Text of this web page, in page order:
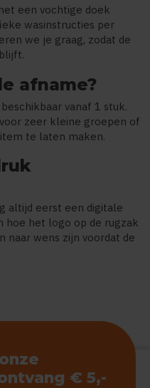
een vochtige doek
wasinstructies per
we je graag, zodat de
afname?
vanaf 1 stuk.
zeer kleine groepen of
te laten maken.
altijd eerst een digitale
hoe het logo op de rugzak
wens zijn voordat de
€ 5,-